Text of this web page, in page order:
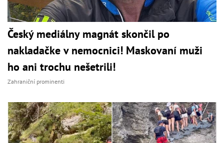
Český mediálny magnát skončil po
nakladačke v nemocnici! Maskovaní muži
ho ani trochu nešetrili!
Zahraniční prominenti